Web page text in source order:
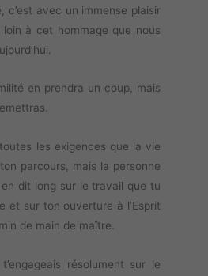
c’est avec un immense plaisir
à cet hommage que nous
en prendra un coup, mais
les exigences que la vie
parcours, mais la personne
dit long sur le travail que tu
et sur ton ouverture à l’Esprit
de main de maître.
résolument sur le